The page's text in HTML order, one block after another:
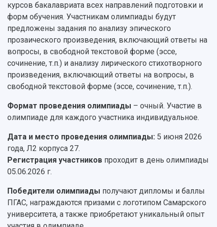
Персоналии
Сотрудники и преподаватели
Заслуженные деятели
Структура университета
Институты и факультеты
Кафедры
Отделы и службы
Общественные организации
Институт искусственного интеллекта
Инжиниринговый центр
Аграрный карбоновый полигон
Архив
Фирменный стиль
Устойчивое развитие
Мы в соцсетях
Мультимедиа
Подкасты
Просветительский проект "Одержимы
Образовательные программы
Профессорско-преподавательский состав
Расписание занятий
Стипендии
Тестирование иностранных граждан на
знание русского языка, истории России и
основ законодательства РФ
Платные образовательные услуги
Скидки на обучение
Подготовительные курсы
Видеолекции
Противодействие COVID-19
Справочные материалы
Научная инфраструктура
Научно-исследовательские подразделения
Структурная схема управления научно-
исследовательской деятельностью
Материальная база
Организационные документы
деятельности
Научно-технические разработки
Конкурсы научных проектов и грантов
Отчеты о научно-исследовательской
деятельности
Журналы Самарского университета
Научные конференции
курсов бакалавриата всех направлений подготовки и
форм обучения. Участникам олимпиады будут
предложены задания по анализу эпического
прозаического произведения, включающий ответы на
вопросы, в свободной текстовой форме (эссе,
сочинение, т.п.) и анализу лирического стихотворного
произведения, включающий ответы на вопросы, в
свободной текстовой форме (эссе, сочинение, т.п.).
Формат проведения олимпиады – очный. Участие в
олимпиаде для каждого участника индивидуальное.
Дата и место проведения олимпиады: 5 июня 2026
года, Л2 корпуса 27.
Регистрация участников проходит в день олимпиады
05.06.2026 г.
Победители олимпиады получают дипломы и баллы
ПГАС, награждаются призами с логотипом Самарского
университета, а также приобретают уникальный опыт